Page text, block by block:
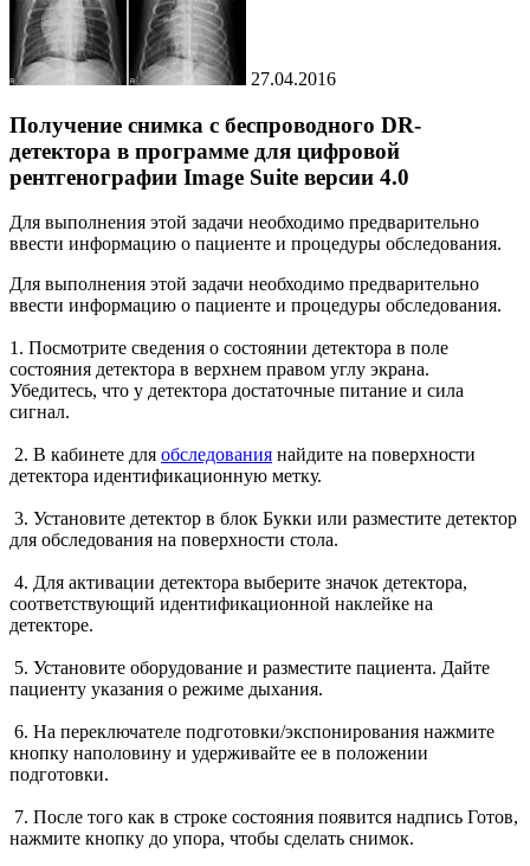
27.04.2016
Получение снимка с беспроводного DR-
детектора в программе для цифровой
рентгенографии Image Suite версии 4.0
Для выполнения этой задачи необходимо предварительно
ввести информацию о пациенте и процедуры обследования.
Для выполнения этой задачи необходимо предварительно
ввести информацию о пациенте и процедуры обследования.
1. Посмотрите сведения о состоянии детектора в поле
состояния детектора в верхнем правом углу экрана.
Убедитесь, что у детектора достаточные питание и сила
сигнал.
2. В кабинете для обследования найдите на поверхности
детектора идентификационную метку.
3. Установите детектор в блок Букки или разместите детектор
для обследования на поверхности стола.
4. Для активации детектора выберите значок детектора,
соответствующий идентификационной наклейке на
детекторе.
5. Установите оборудование и разместите пациента. Дайте
пациенту указания о режиме дыхания.
6. На переключателе подготовки/экспонирования нажмите
кнопку наполовину и удерживайте ее в положении
подготовки.
7. После того как в строке состояния появится надпись Готов,
нажмите кнопку до упора, чтобы сделать снимок.